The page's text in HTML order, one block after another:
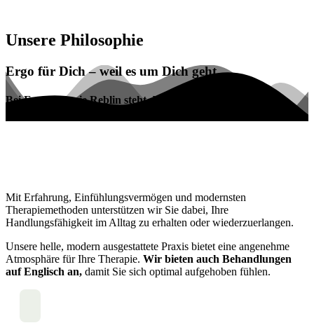
Unsere Philosophie
Ergo für Dich – weil es um Dich geht
Bei Ergotherapie Reblin steht der Mensch im Mittelpunkt
Mit Erfahrung, Einfühlungsvermögen und modernsten
Therapiemethoden unterstützen wir Sie dabei, Ihre
Handlungsfähigkeit im Alltag zu erhalten oder wiederzuerlangen.
Unsere helle, modern ausgestattete Praxis bietet eine angenehme
Atmosphäre für Ihre Therapie. Wir bieten auch Behandlungen
auf Englisch an, damit Sie sich optimal aufgehoben fühlen.